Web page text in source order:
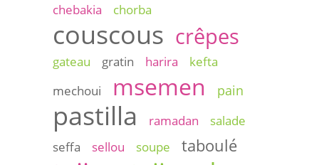
chebakia
chorba
couscous crêpes
gateau gratin harira
kefta
mechoui
msemen pain
pastilla ramadan
salade
seffa
sellou soupe taboulé